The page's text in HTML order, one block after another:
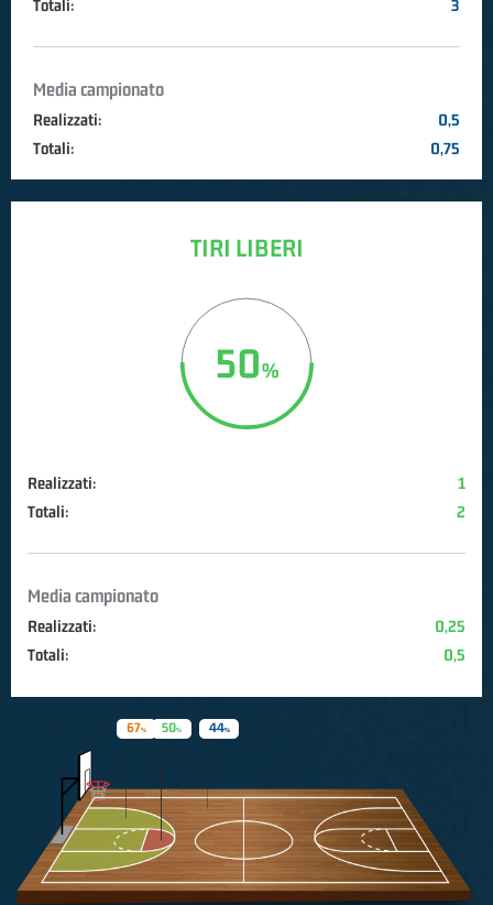
Totali: 3
Media campionato
Realizzati:
0,5
Totali:
0,75
TIRI LIBERI
50
Realizzati:
1
Totali:
2
Media campionato
Realizzati:
0,25
Totali:
0,5
50
67 44